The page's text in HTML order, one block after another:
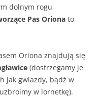
dolnym rogu
Pas Oriona to
Oriona znajdują się
(dostrzegamy je
jak gwiazdy, bądź w
w lornetkę).